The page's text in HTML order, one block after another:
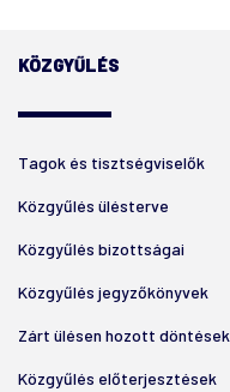
KÖZGYŰLÉS
Tagok és tisztségviselők
Közgyűlés ülésterve
Közgyűlés bizottságai
Közgyűlés jegyzőkönyvek
Zárt ülésen hozott döntések
Közgyűlés előterjesztések